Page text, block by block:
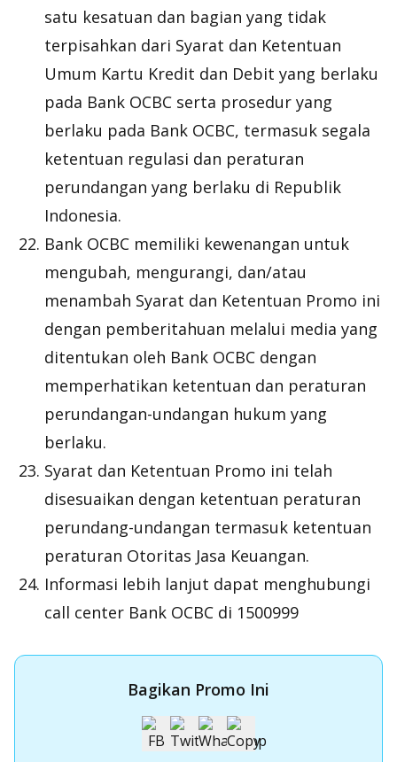
satu kesatuan dan bagian yang tidak
terpisahkan dari Syarat dan Ketentuan
Umum Kartu Kredit dan Debit yang berlaku
pada Bank OCBC serta prosedur yang
berlaku pada Bank OCBC, termasuk segala
ketentuan regulasi dan peraturan
perundangan yang berlaku di Republik
Indonesia.
Bank OCBC memiliki kewenangan untuk
mengubah, mengurangi, dan/atau
menambah Syarat dan Ketentuan Promo ini
dengan pemberitahuan melalui media yang
ditentukan oleh Bank OCBC dengan
memperhatikan ketentuan dan peraturan
perundangan-undangan hukum yang
berlaku.
Syarat dan Ketentuan Promo ini telah
disesuaikan dengan ketentuan peraturan
perundang-undangan termasuk ketentuan
peraturan Otoritas Jasa Keuangan.
Informasi lebih lanjut dapat menghubungi
call center Bank OCBC di 1500999
Bagikan Promo Ini